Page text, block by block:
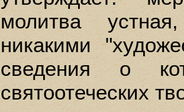
молитва
никакими
сведения о
святоотеческих